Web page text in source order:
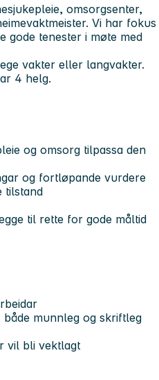
omsorgsenter,
Vi har fokus
gode tenester i møte med
vakter eller langvakter.
4 helg.
og omsorg tilpassa den
og fortløpande vurdere
tilstand
til rette for gode måltid
munnleg og skriftleg
vil bli vektlagt